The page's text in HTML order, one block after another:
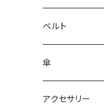
ベルト
傘
アクセサリー